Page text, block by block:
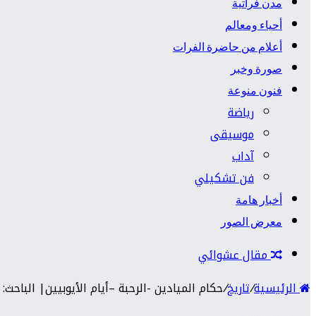
مدن فراتية
أحياء ومعالم
أعلام من حاضرة الفرات
صورة وخبر
فنون منوعة
رياضة
موسيقى
آداب
فن تشكيلي
أخبار هامة
معرض الصور
مقال عشوائي
الرئيسية/تاريخ/حكام الميادين -الرحبة –أيام الأيوبيين|